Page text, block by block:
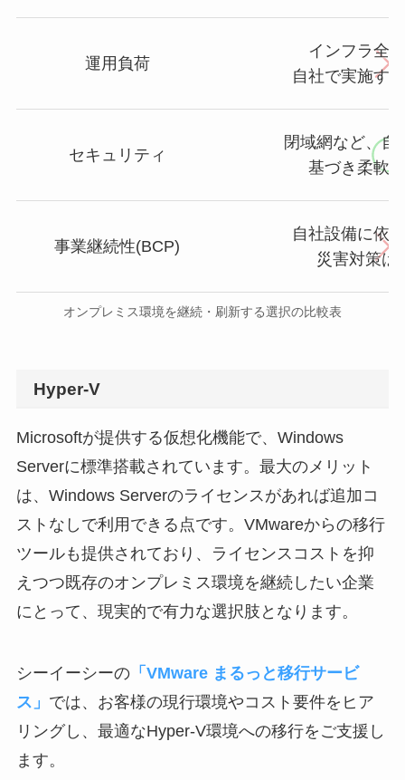
運用負荷
インフラ全
自社で実施す
セキュリティ
閉域網など、自
基づき柔軟
事業継続性(BCP)
自社設備に依
災害対策は
オンプレミス環境を継続・刷新する選択の比較表
Hyper-V
Microsoftが提供する仮想化機能で、Windows
Serverに標準搭載されています。最大のメリット
は、Windows Serverのライセンスがあれば追加コ
ストなしで利用できる点です。VMwareからの移行
ツールも提供されており、ライセンスコストを抑
えつつ既存のオンプレミス環境を継続したい企業
にとって、現実的で有力な選択肢となります。
シーイーシーの「VMware まるっと移行サービ
ス」 では、お客様の現行環境やコスト要件をヒア
リングし、最適なHyper-V環境への移行をご支援し
ます。